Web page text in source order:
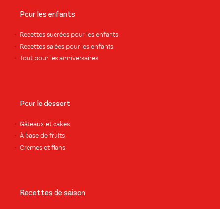
Pour les enfants
Recettes sucrées pour les enfants
Recettes salées pour les enfants
Tout pour les anniversaires
Pour le dessert
Gâteaux et cakes
À base de fruits
Crèmes et flans
Recettes de saison